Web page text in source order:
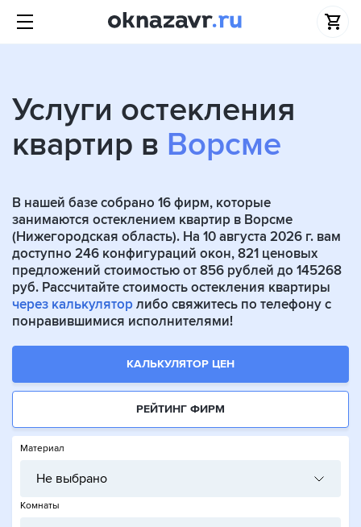
Услуги остекления
квартир в Ворсме
В нашей базе собрано 16фирм, которые
занимаются остеклением квартир в Ворсме
(Нижегородская область). На 10 августа 2026 г. вам
доступно 246 конфигураций окон, 821 ценовых
предложений стоимостью от 856 рублей до 145268
руб. Рассчитайте стоимость остекления квартиры
через калькуляторлибо свяжитесь по телефону с
понравившимися исполнителями!
КАЛЬКУЛЯТОР ЦЕН
РЕЙТИНГ ФИРМ
Материал
Не выбрано
Комнаты